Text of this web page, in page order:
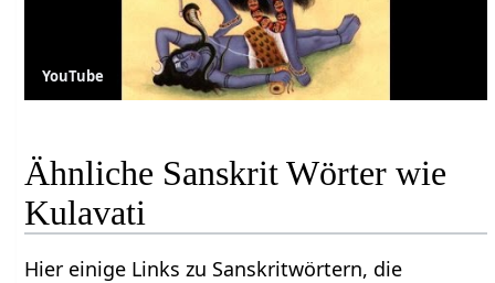
YouTube
Ähnliche Sanskrit Wörter wie
Kulavati
Hier einige Links zu Sanskritwörtern, die